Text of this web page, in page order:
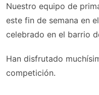
Nuestro equipo de
este fin de semana en
celebrado en el barrio
Han disfrutado
competición.